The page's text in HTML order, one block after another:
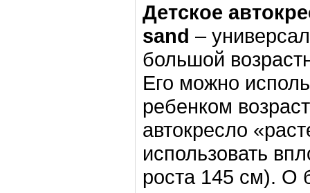
Детское
sand –
большой
Его можно
ребенком
автокресло
использовать
роста 145 см). О